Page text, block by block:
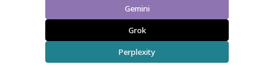
Gemini
Grok
Perplexity